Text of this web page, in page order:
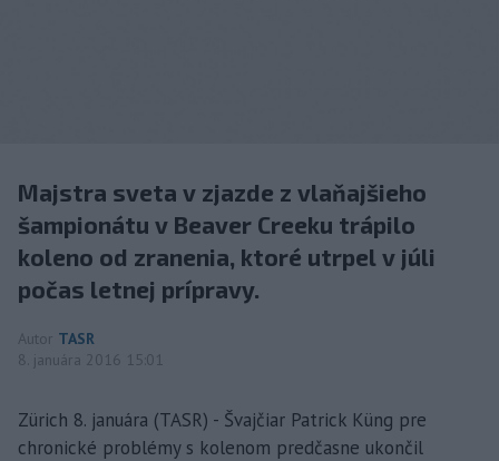
Majstra sveta v zjazde z vlaňajšieho
šampionátu v Beaver Creeku trápilo
koleno od zranenia, ktoré utrpel v júli
počas letnej prípravy.
Autor TASR
8. januára 2016 15:01
Zürich 8. januára (TASR) - Švajčiar Patrick Küng pre
chronické problémy s kolenom predčasne ukončil